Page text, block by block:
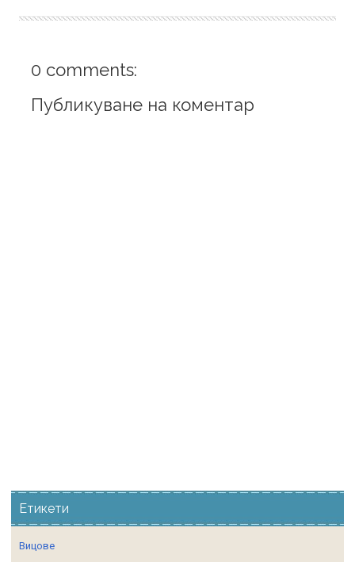
0 comments:
Публикуване на коментар
Етикети
Вицове